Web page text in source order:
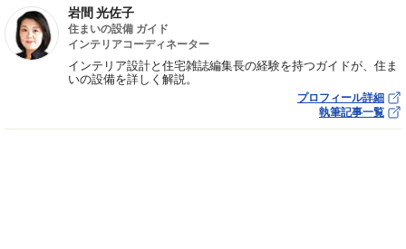
岩間 光佐子
住まいの設備 ガイド
インテリアコーディネーター
インテリア設計と住宅雑誌編集長の経験を持つガイドが、住ま
いの設備を詳しく解説。
プロフィール詳細
執筆記事一覧